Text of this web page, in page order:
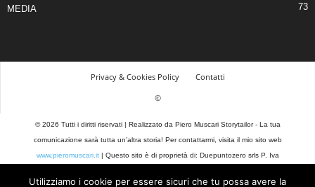
MEDIA 73
Privacy & Cookies Policy
Contatti
©
© 2026 Tutti i diritti riservati | Realizzato da Piero Muscari Storytailor - La tua
comunicazione sarà tutta un’altra storia! Per contattarmi, visita il mio sito web
www.pieromuscari.it| Questo sito è di proprietà di: Duepuntozero srls P. Iva
Utilizziamo i cookie per essere sicuri che tu possa avere la